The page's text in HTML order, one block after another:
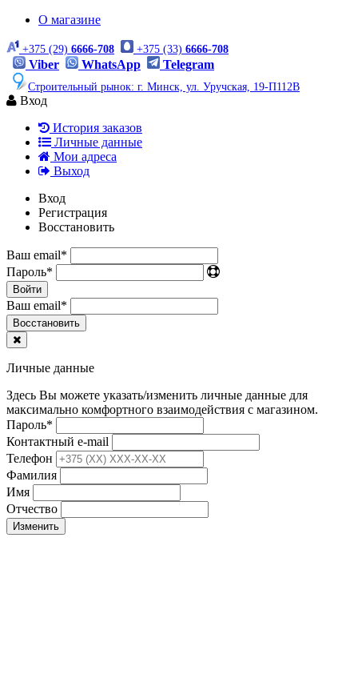
О магазине
+375 (29) 6666-708 +375 (33) 6666-708
Viber WhatsApp Telegram
Строительный рынок: г. Минск, ул. Уручская, 19-П112В
Вход
История заказов
Личные данные
Мои адреса
Выход
Вход
Регистрация
Восстановить
Ваш email*
Пароль*
Войти
Ваш email*
Воcстановить
Личные данные
Здесь Вы можете указать/изменить личные данные для
максимально комфортного взаимодействия с магазином.
Пароль*
Контактный e-mail
Телефон
Фамилия
Имя
Отчество
Изменить